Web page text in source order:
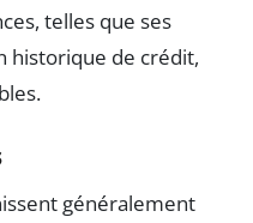
telles que ses
historique de crédit,
généralement